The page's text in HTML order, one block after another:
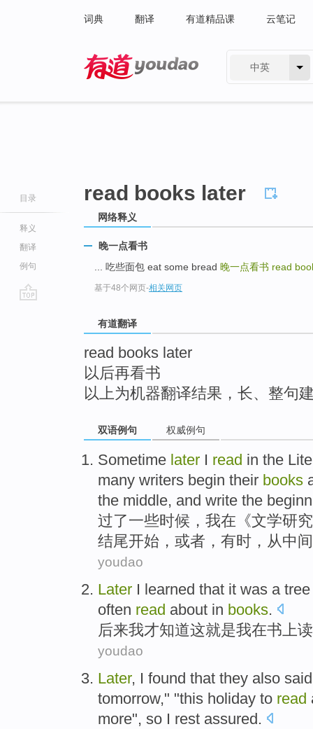
词典 翻译 有道精品课 云笔记
中英
目录
释义
翻译
例句
read books later
网络释义
晚一点看书
... 吃些面包 eat some bread 晚一点看书 read
基于48个网页-相关网页
有道翻译
read books later
以后再看书
以上为机器翻译结果，长、整句
双语例句 权威例句
Sometime later I read in the
many writers begin their books
the middle, and write the
过了一些时候 ， 我在 《文学研究
结尾开始 ， 或者 ， 有时 ， 从中间
youdao
Later I learned that it was a
often read about in books.
后来我才知道这就是我在书上读
youdao
Later, I found that they also said
tomorrow," "this holiday to read
more", so I rest assured.